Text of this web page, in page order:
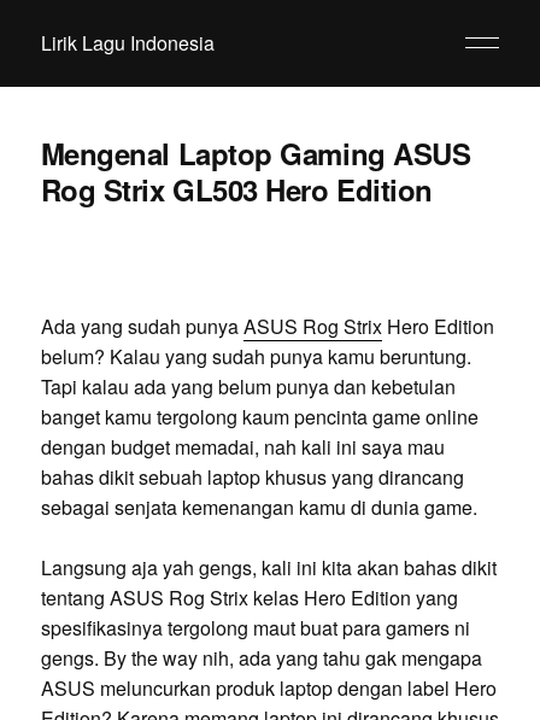
Lirik Lagu Indonesia
Mengenal Laptop Gaming ASUS
Rog Strix GL503 Hero Edition
Ada yang sudah punyaASUS Rog StrixHero Edition
belum? Kalau yang sudah punya kamu beruntung.
Tapi kalau ada yang belum punya dan kebetulan
banget kamu tergolong kaum pencinta game online
dengan budget memadai, nah kali ini saya mau
bahas dikit sebuah laptop khusus yang dirancang
sebagai senjata kemenangan kamu di dunia game.
Langsung aja yah gengs, kali ini kita akan bahas dikit
tentang ASUS Rog Strix kelas Hero Edition yang
spesifikasinya tergolong maut buat para gamers ni
gengs. By the way nih, ada yang tahu gak mengapa
ASUS meluncurkan produk laptop dengan label Hero